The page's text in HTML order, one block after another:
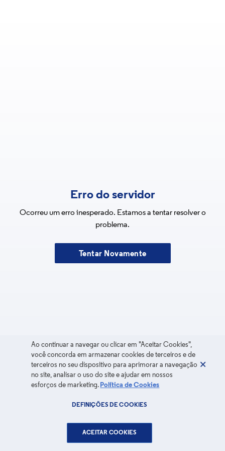
Erro do servidor
Ocorreu um erro inesperado. Estamos a tentar resolver o
problema.
Tentar Novamente
Ao continuar a navegar ou clicar em "Aceitar Cookies",
você concorda em armazenar cookies de terceiros e de
terceiros no seu dispositivo para aprimorar a navegação
no site, analisar o uso do site e ajudar em nossos
esforços de marketing. Política de Cookies
DEFINIÇÕES DE COOKIES
ACEITAR COOKIES